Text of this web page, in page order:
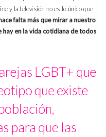
y la televisión no es lo único que
falta más que mirar a nuestro
en la vida cotidiana de todos
LGBT+ que
que existe
para que las